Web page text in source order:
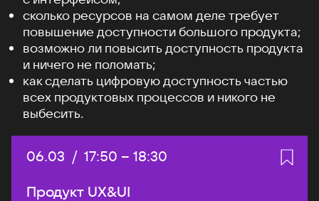
сколько ресурсов на самом деле требует
повышение доступности большого продукта;
возможно ли повысить доступность продукта
и ничего не поломать;
как сделать цифровую доступность частью
всех продуктовых процессов и никого не
выбесить.
Дата:
06.03 / Начало:
17:50 – Конец:
18:30
Продукт UX&UI